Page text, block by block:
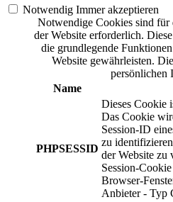
Notwendig Immer akzeptieren
Notwendige Cookies sind für
der Website erforderlich.
die grundlegende
Website gewährleisten.
persönlichen
Name
PHPSESSID
Dieses Cookie
Das Cookie
Session-ID
zu
der Website zu
Session-
Browser-
Anbieter - Typ